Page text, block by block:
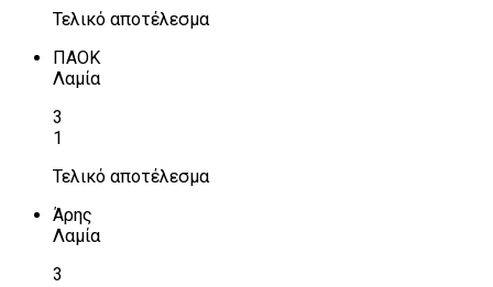
Τελικό αποτέλεσμα
ΠΑΟΚ
Λαμία
3
1
Τελικό αποτέλεσμα
Άρης
Λαμία
3